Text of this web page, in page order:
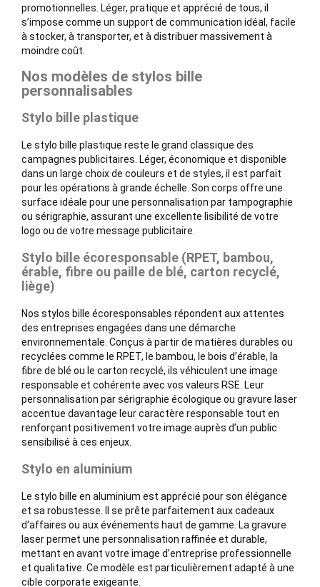
promotionnelles. Léger, pratique et apprécié de tous, il
s’impose comme un support de communication idéal, facile
à stocker, à transporter, et à distribuer massivement à
moindre coût.
Nos modèles de stylos bille
personnalisables
Stylo bille plastique
Le stylo bille plastique reste le grand classique des
campagnes publicitaires. Léger, économique et disponible
dans un large choix de couleurs et de styles, il est parfait
pour les opérations à grande échelle. Son corps offre une
surface idéale pour une personnalisation par tampographie
ou sérigraphie, assurant une excellente lisibilité de votre
logo ou de votre message publicitaire.
Stylo bille écoresponsable (RPET, bambou,
érable, fibre ou paille de blé, carton recyclé,
liège)
Nos stylos bille écoresponsables répondent aux attentes
des entreprises engagées dans une démarche
environnementale. Conçus à partir de matières durables ou
recyclées comme le RPET, le bambou, le bois d’érable, la
fibre de blé ou le carton recyclé, ils véhiculent une image
responsable et cohérente avec vos valeurs RSE. Leur
personnalisation par sérigraphie écologique ou gravure laser
accentue davantage leur caractère responsable tout en
renforçant positivement votre image auprès d’un public
sensibilisé à ces enjeux.
Stylo en aluminium
Le stylo bille en aluminium est apprécié pour son élégance
et sa robustesse. Il se prête parfaitement aux cadeaux
d'affaires ou aux événements haut de gamme. La gravure
laser permet une personnalisation raffinée et durable,
mettant en avant votre image d’entreprise professionnelle
et qualitative. Ce modèle est particulièrement adapté à une
cible corporate exigeante.